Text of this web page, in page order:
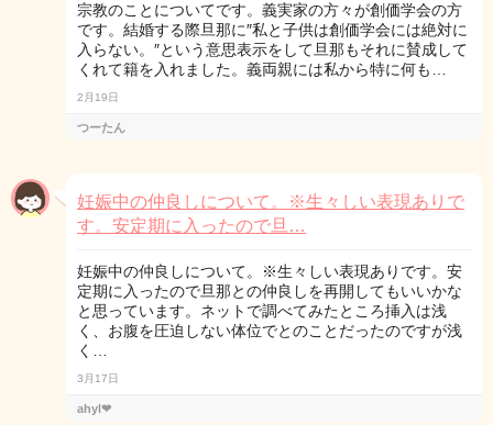
宗教のことについてです。義実家の方々が創価学会の方
です。結婚する際旦那に″私と子供は創価学会には絶対に
入らない。″という意思表示をして旦那もそれに賛成して
くれて籍を入れました。義両親には私から特に何も…
2月19日
つーたん
妊娠中の仲良しについて。※生々しい表現ありで
す。安定期に入ったので旦…
妊娠中の仲良しについて。※生々しい表現ありです。安
定期に入ったので旦那との仲良しを再開してもいいかな
と思っています。ネットで調べてみたところ挿入は浅
く、お腹を圧迫しない体位でとのことだったのですが浅
く…
3月17日
ahyl❤︎